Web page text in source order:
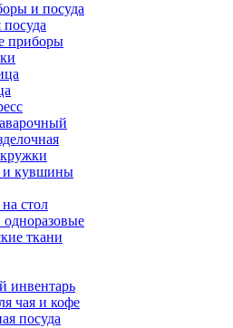
и посуда
приборы
и кувшины
стол
одноразовые
ткани
инвентарь
чая и кофе
посуда